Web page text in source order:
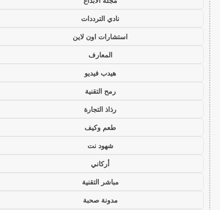
نادي الترددات
استشارات اون لاين
المعارف
هيدب فيديو
رمح التقنية
رذاذ التجارة
طعم وكيف
شهود نت
أركاني
مباشر التقنية
مدونة صحبة